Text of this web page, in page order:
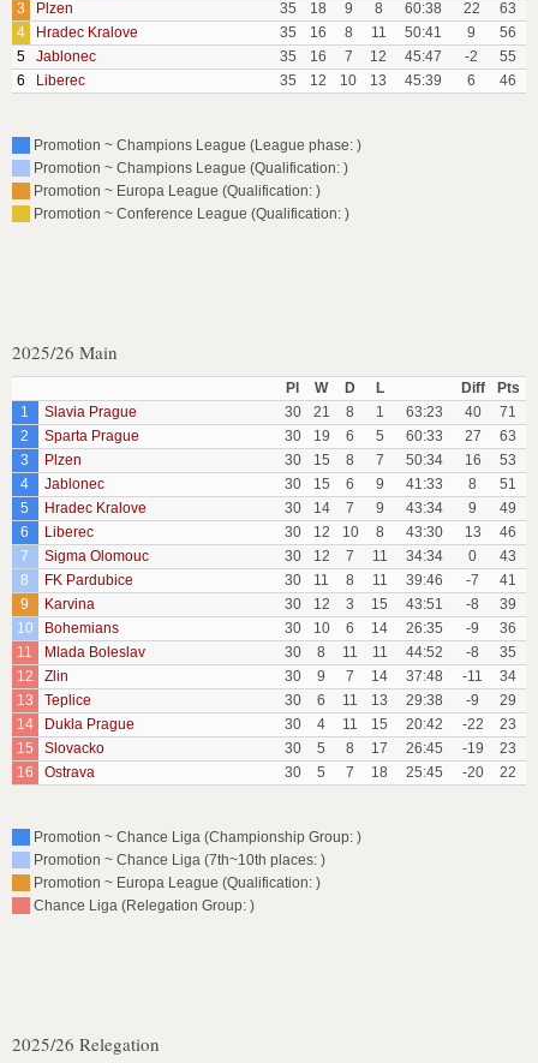
3
Plzen 35 18 9 8 60:38 22
63
4
Hradec Kralove 35 16 8 11 50:41 9
56
5
Jablonec 35 16 7 12 45:47 -2
55
6
Liberec 35 12 10 13 45:39 6 46
Promotion ~ Champions League (League phase: )
Promotion ~ Champions League (Qualification: )
Promotion ~ Europa League (Qualification: )
Promotion ~ Conference League (Qualification: )
2025/26 Main
Pl W D L Diff
Pts
1
Slavia Prague 30 21 8 1 63:23 40
71
2
Sparta Prague 30 19 6 5 60:33 27
63
3
Plzen 30 15 8 7 50:34 16
53
4
Jablonec 30 15 6 9 41:33 8
51
5
Hradec Kralove 30 14 7 9 43:34 9
49
6
Liberec 30 12 10 8 43:30 13
46
7
Sigma Olomouc 30 12 7 11 34:34 0
43
8
FK Pardubice 30 11 8 11 39:46 -7
41
9
Karvina 30 12 3 15 43:51 -8
39
10
Bohemians 30 10 6 14 26:35 -9
36
11
Mlada Boleslav 30 8 11 11 44:52 -8
35
12
Zlin 30 9 7 14 37:48 -11
34
13
Teplice 30 6 11 13 29:38 -9
29
14
Dukla Prague 30 4 11 15 20:42 -22
23
15
Slovacko 30 5 8 17 26:45 -19
23
16
Ostrava 30 5 7 18 25:45 -20 22
Promotion ~ Chance Liga (Championship Group: )
Promotion ~ Chance Liga (7th~10th places: )
Promotion ~ Europa League (Qualification: )
Chance Liga (Relegation Group: )
2025/26 Relegation